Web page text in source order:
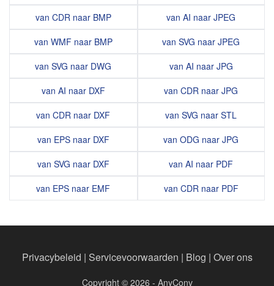
van CDR naar BMP
van WMF naar BMP
van SVG naar DWG
van AI naar DXF
van CDR naar DXF
van EPS naar DXF
van SVG naar DXF
van EPS naar EMF
van AI naar JPEG
van SVG naar JPEG
van AI naar JPG
van CDR naar JPG
van SVG naar STL
van ODG naar JPG
van AI naar PDF
van CDR naar PDF
Privacybeleid | Servicevoorwaarden | Blog | Over ons
Copyright © 2026 - AnyConv